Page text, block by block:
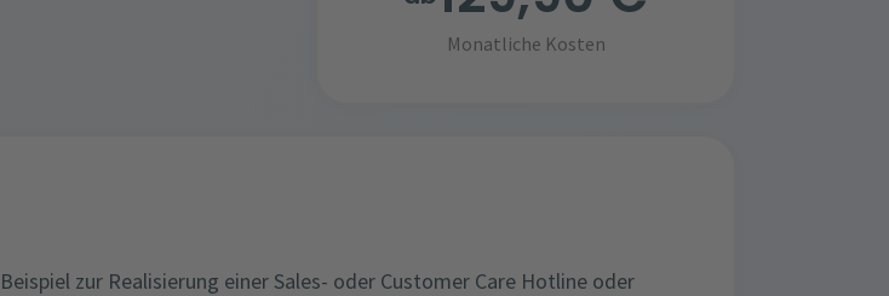
Monatliche Kosten
zur Realisierung einer Sales- oder Customer Care Hotline oder